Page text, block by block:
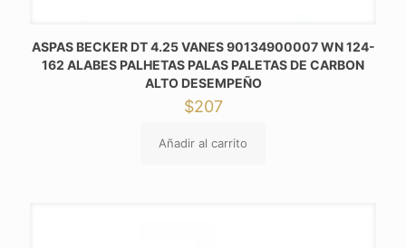
ASPAS BECKER DT 4.25 VANES 90134900007 WN 124-
162 ALABES PALHETAS PALAS PALETAS DE CARBON
ALTO DESEMPEÑO
$207
Añadir al carrito